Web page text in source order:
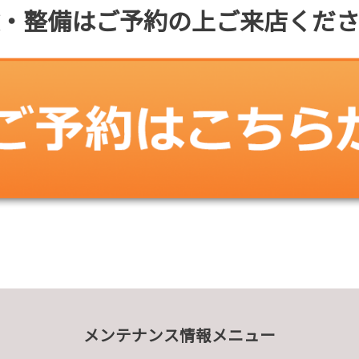
整備はご予約の上ご来店くだ
メンテナンス情報メニュー